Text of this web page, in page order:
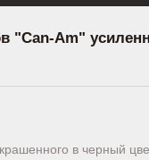
"Can-Am"
в черный